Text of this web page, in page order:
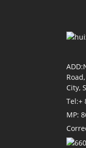
City,
Tel:+
MP: